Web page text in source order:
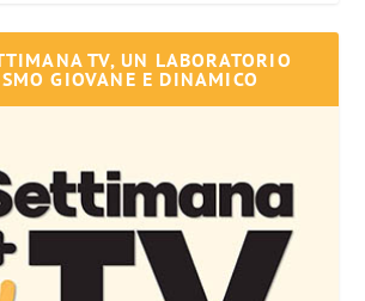
TV, UN LABORATORIO
GIOVANE E DINAMICO